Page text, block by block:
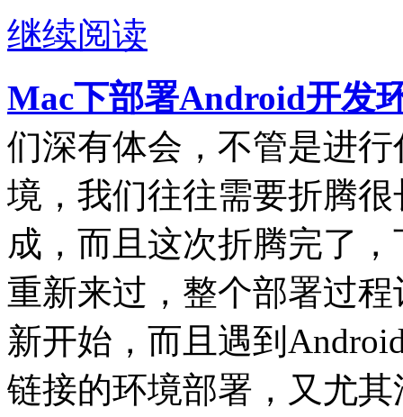
继续阅读
Mac下部署Android开发
们深有体会，不管是进
境，我们往往需要折腾
成，而且这次折腾完了
重新来过，整个部署过
新开始，而且遇到
链接的环境部署，又尤